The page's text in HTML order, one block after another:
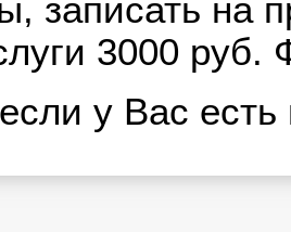
записать на
3000
у Вас